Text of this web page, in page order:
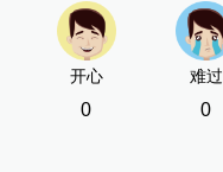
开心
0
难过
0